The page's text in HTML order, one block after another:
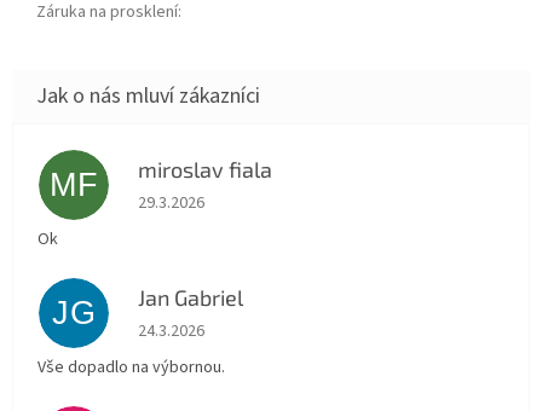
Záruka na prosklení:
MF miroslav fiala
Hodnocení obchodu je 5 z 5 hvězdiček.
29.3.2026
Ok
JG Jan Gabriel
Hodnocení obchodu je 5 z 5 hvězdiček.
24.3.2026
Vše dopadlo na výbornou.